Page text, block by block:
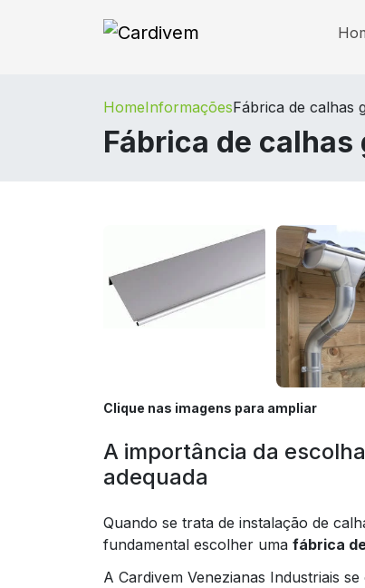
HomeInformaçõesFábrica de calhas
Fábrica de
Clique nas imagens para ampliar
A importância da
adequada
Quando se trata de instalação de
fundamental escolher uma fábrica
A Cardivem Venezianas Industriais